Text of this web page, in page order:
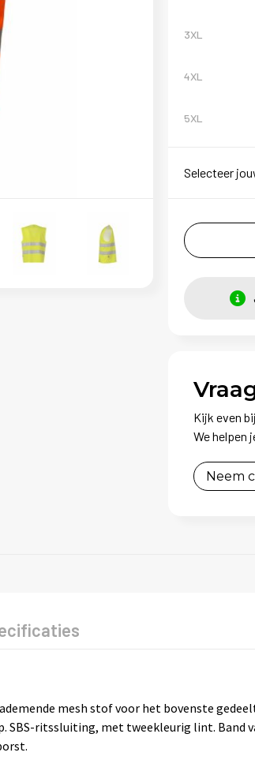
3XL
4XL
5XL
Selecteer
Kijk even
We helpen
Neem
mesh stof voor het bovenste
SBS-ritssluiting, met tweekleurig lint.